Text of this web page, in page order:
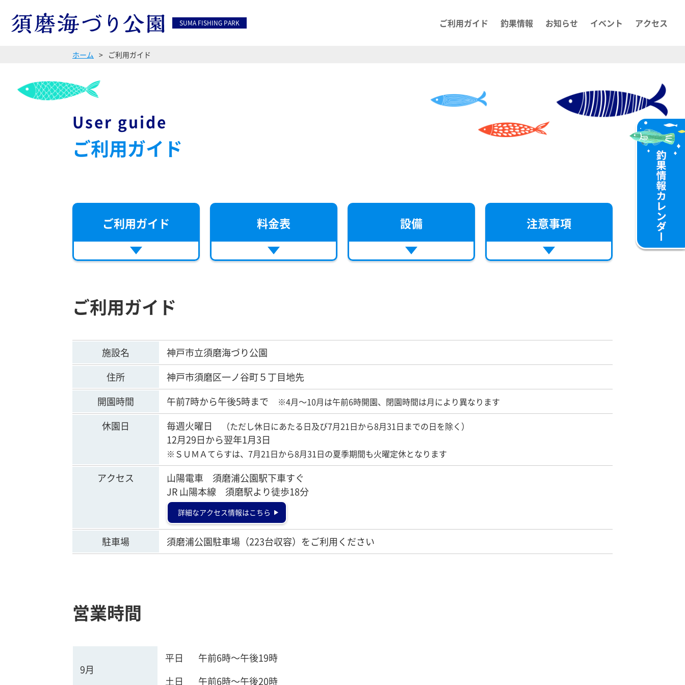
SUMA FISHING PARK ご利用ガイド 釣果情報 お知らせ イベント アクセス
ホーム ご利用ガイド
User guide
ご利用ガイド
ご利用ガイド 料金表 設備 注意事項
ご利用ガイド
施設名
神戸市立須磨海づり公園
住所
神戸市須磨区一ノ谷町５丁目地先
開園時間
午前7時から午後5時まで ※4月～10月は午前6時開園、閉園時間は月により異なります
休園日 毎週火曜日 （ただし休日にあたる日及び7月21日から8月31日までの日を除く）
12月29日から翌年1月3日
※ＳＵＭＡてらすは、7月21日から8月31日の夏季期間も火曜定休となります
アクセス
山陽電車 須磨浦公園駅下車すぐ
JR 山陽本線 須磨駅より徒歩18分
詳細なアクセス情報はこちら
駐車場 須磨浦公園駐車場（223台収容）をご利用ください
営業時間
9月
平日
午前6時～午後19時
土日
午前6時～午後20時